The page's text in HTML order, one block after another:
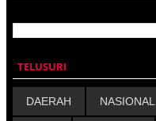
TELUSURI
DAERAH NASIONAL